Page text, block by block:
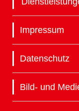
Impressum
Datenschutz
Bild- und